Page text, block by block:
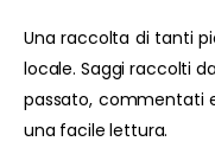
Una raccolta di tanti
locale. Saggi raccolti
passato, commentati
una facile lettura.